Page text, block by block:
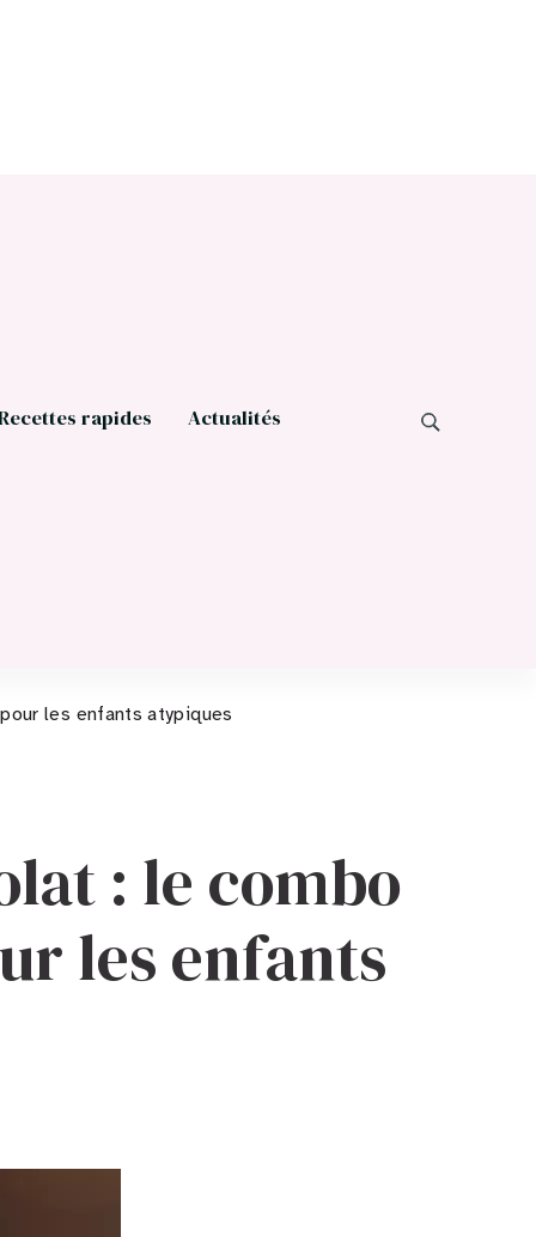
rapides Actualités
les enfants atypiques
: le combo
les enfants